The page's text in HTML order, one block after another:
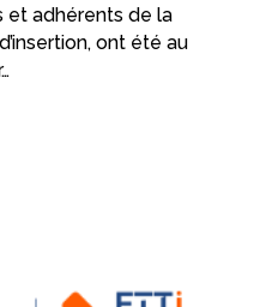
et adhérents de la
ont été au